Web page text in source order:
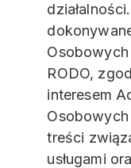
RODO,
interesem
treści
usługami